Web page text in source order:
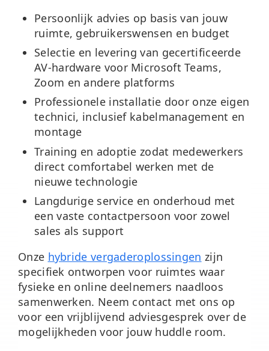
Persoonlijk advies op basis van jouw
ruimte, gebruikerswensen en budget
Selectie en levering van gecertificeerde
AV-hardware voor Microsoft Teams,
Zoom en andere platforms
Professionele installatie door onze eigen
technici, inclusief kabelmanagement en
montage
Training en adoptie zodat medewerkers
direct comfortabel werken met de
nieuwe technologie
Langdurige service en onderhoud met
een vaste contactpersoon voor zowel
sales als support
Onze hybride vergaderoplossingen zijn
specifiek ontworpen voor ruimtes waar
fysieke en online deelnemers naadloos
samenwerken. Neem contact met ons op
voor een vrijblijvend adviesgesprek over de
mogelijkheden voor jouw huddle room.